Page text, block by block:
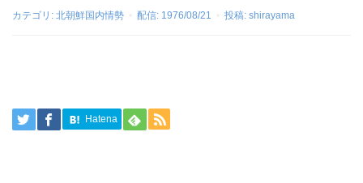
カテゴリ: 北朝鮮国内情勢 配信: 1976/08/21 投稿: shirayama
Hatena